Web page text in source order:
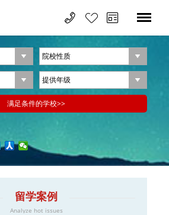
留学案例
Analyze hot issues